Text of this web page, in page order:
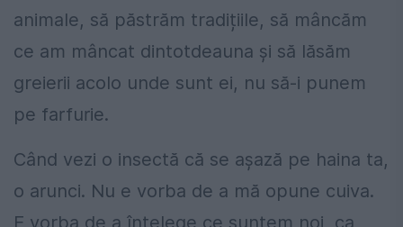
animale, să păstrăm tradițiile, să mâncăm
ce am mâncat dintotdeauna și să lăsăm
greierii acolo unde sunt ei, nu să-i punem
pe farfurie.
Când vezi o insectă că se așază pe haina ta,
o arunci. Nu e vorba de a mă opune cuiva.
E vorba de a înțelege ce suntem noi, ca